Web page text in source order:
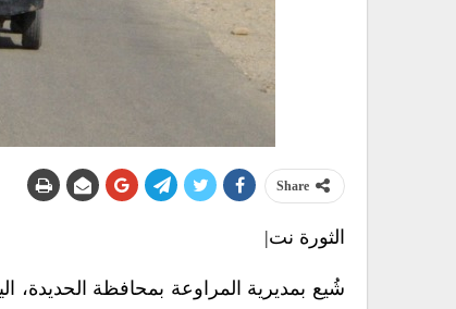
Share
الثورة نت|
شُيع بمديرية المراوعة بمحافظة الحديدة،